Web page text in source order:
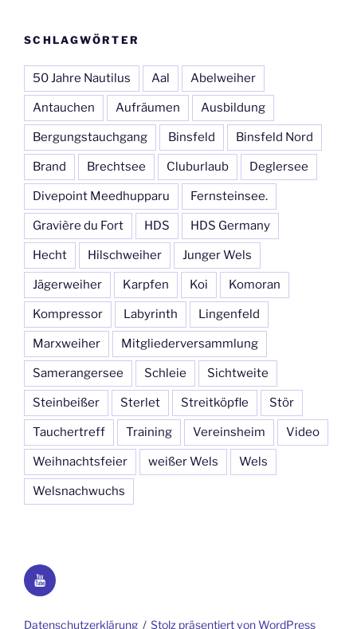
SCHLAGWÖRTER
50 Jahre Nautilus Aal Abelweiher
Antauchen Aufräumen Ausbildung
Bergungstauchgang Binsfeld Binsfeld Nord
Brand Brechtsee Cluburlaub Deglersee
Divepoint Meedhupparu Fernsteinsee.
Gravière du Fort HDS HDS Germany
Hecht Hilschweiher Junger Wels
Jägerweiher Karpfen Koi Komoran
Kompressor Labyrinth Lingenfeld
Marxweiher Mitgliederversammlung
Samerangersee Schleie Sichtweite
Steinbeißer Sterlet Streitköpfle Stör
Tauchertreff Training Vereinsheim Video
Weihnachtsfeier weißer Wels Wels
Welsnachwuchs
YouTube
Datenschutzerklärung Stolz präsentiert von WordPress